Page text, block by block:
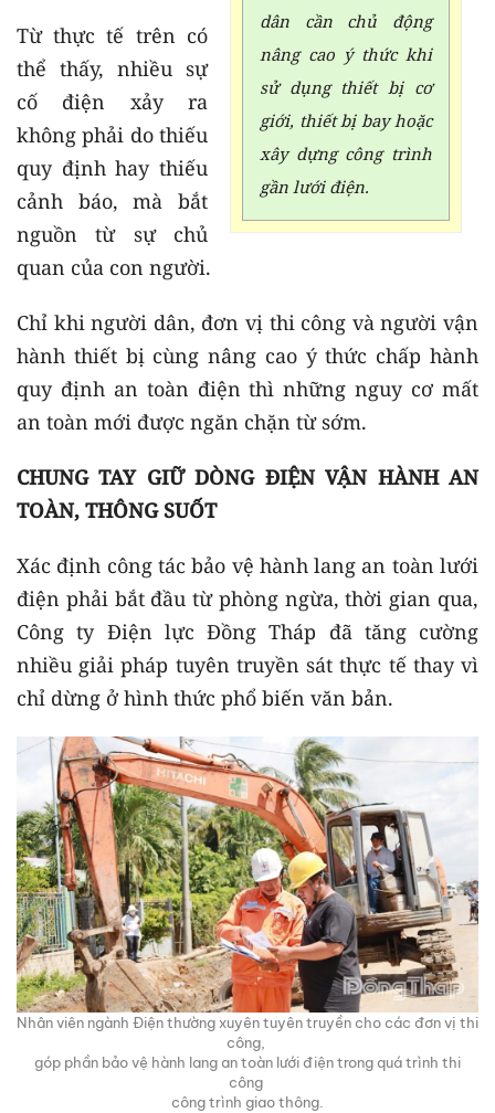
dân cần chủ động
nâng cao ý thức khi
sử dụng thiết bị cơ
giới, thiết bị bay hoặc
xây dựng công trình
gần lưới điện.
Từ thực tế trên có
thể thấy, nhiều sự
cố điện xảy ra
không phải do thiếu
quy định hay thiếu
cảnh báo, mà bắt
nguồn từ sự chủ
quan của con người.
Chỉ khi người dân, đơn vị thi công và người vận
hành thiết bị cùng nâng cao ý thức chấp hành
quy định an toàn điện thì những nguy cơ mất
an toàn mới được ngăn chặn từ sớm.
CHUNG TAY GIỮ DÒNG ĐIỆN VẬN HÀNH AN
TOÀN, THÔNG SUỐT
Xác định công tác bảo vệ hành lang an toàn lưới
điện phải bắt đầu từ phòng ngừa, thời gian qua,
Công ty Điện lực Đồng Tháp đã tăng cường
nhiều giải pháp tuyên truyền sát thực tế thay vì
chỉ dừng ở hình thức phổ biến văn bản.
Nhân viên ngành Điện thường xuyên tuyên truyền cho các đơn vị thi
công,
góp phần bảo vệ hành lang an toàn lưới điện trong quá trình thi
công
công trình giao thông.